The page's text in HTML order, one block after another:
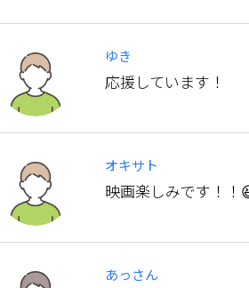
ゆき
応援しています！
オキサト
映画楽しみです！！
あっさん